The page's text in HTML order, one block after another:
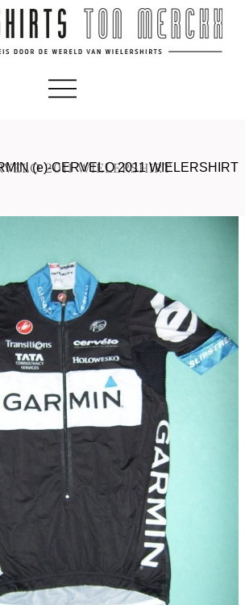
2011 WIELERSHIRT
(e)-CERVELO 2011 WIELERSHIRT